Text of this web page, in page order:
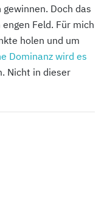
Doch das
Feld. Für mich
holen und um
Dominanz wird es
Nicht in dieser